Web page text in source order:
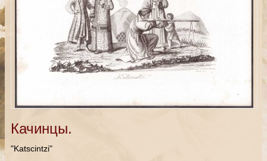
Качинцы.
"Katscintzi"